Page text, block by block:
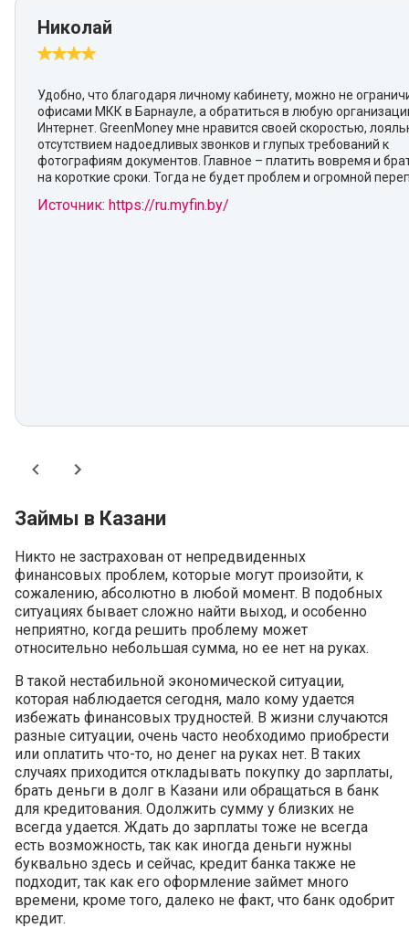
Николай
Удобно, что благодаря личному кабинету, можно не
офисами МКК в Барнауле, а обратиться в любую
Интернет. GreenMoney мне нравится своей скоростью,
отсутствием надоедливых звонков и глупых требований к
фотографиям документов. Главное – платить вовремя и
на короткие сроки. Тогда не будет проблем и огромной
Источник: https://ru.myfin.by/
Займы в Казани
Никто не застрахован от непредвиденных
финансовых проблем, которые могут произойти, к
сожалению, абсолютно в любой момент. В подобных
ситуациях бывает сложно найти выход, и особенно
неприятно, когда решить проблему может
относительно небольшая сумма, но ее нет на руках.
В такой нестабильной экономической ситуации,
которая наблюдается сегодня, мало кому удается
избежать финансовых трудностей. В жизни случаются
разные ситуации, очень часто необходимо приобрести
или оплатить что-то, но денег на руках нет. В таких
случаях приходится откладывать покупку до зарплаты,
брать деньги в долг в Казани или обращаться в банк
для кредитования. Одолжить сумму у близких не
всегда удается. Ждать до зарплаты тоже не всегда
есть возможность, так как иногда деньги нужны
буквально здесь и сейчас, кредит банка также не
подходит, так как его оформление займет много
времени, кроме того, далеко не факт, что банк одобрит
кредит.